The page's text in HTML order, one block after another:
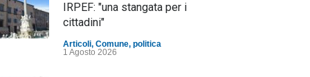
IRPEF: "una stangata per i
cittadini"
Articoli, Comune, politica
1 Agosto 2026